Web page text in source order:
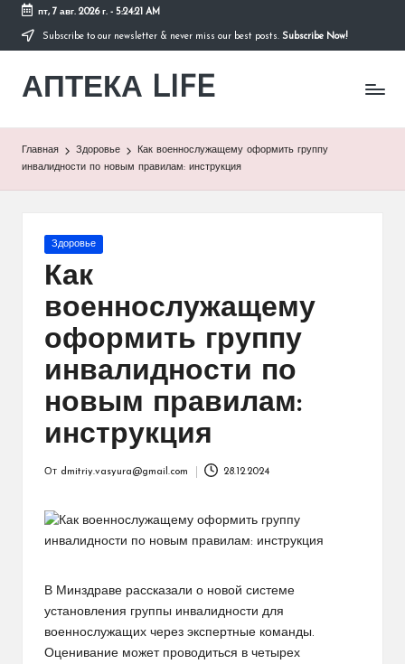
Перейти
содержимому
пт, 7 авг. 2026 г.- 5:24:22 AM
Subscribe to our newsletter & never miss our best posts. Subscribe Now!
АПТЕКА LIFE
сайт
Главная Здоровье
Как военнослужащему оформить группу
инвалидности по новым правилам: инструкция
Опубликовано
Здоровье
Как
военнослужащему
оформить группу
инвалидности по
новым правилам:
инструкция
От dmitriy.vasyura@gmail.com 28.12.2024
В Минздраве рассказали о новой системе
установления группы инвалидности для
военнослужащих через экспертные команды.
Оценивание может проводиться в четырех